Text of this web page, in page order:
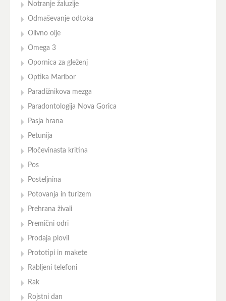
Notranje žaluzije
Odmaševanje odtoka
Olivno olje
Omega 3
Opornica za gleženj
Optika Maribor
Paradižnikova mezga
Paradontologija Nova Gorica
Pasja hrana
Petunija
Pločevinasta kritina
Pos
Posteljnina
Potovanja in turizem
Prehrana živali
Premični odri
Prodaja plovil
Prototipi in makete
Rabljeni telefoni
Rak
Rojstni dan